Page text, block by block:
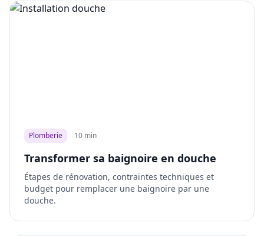
Plomberie 10 min
Transformer sa baignoire en douche
Étapes de rénovation, contraintes techniques et
budget pour remplacer une baignoire par une
douche.